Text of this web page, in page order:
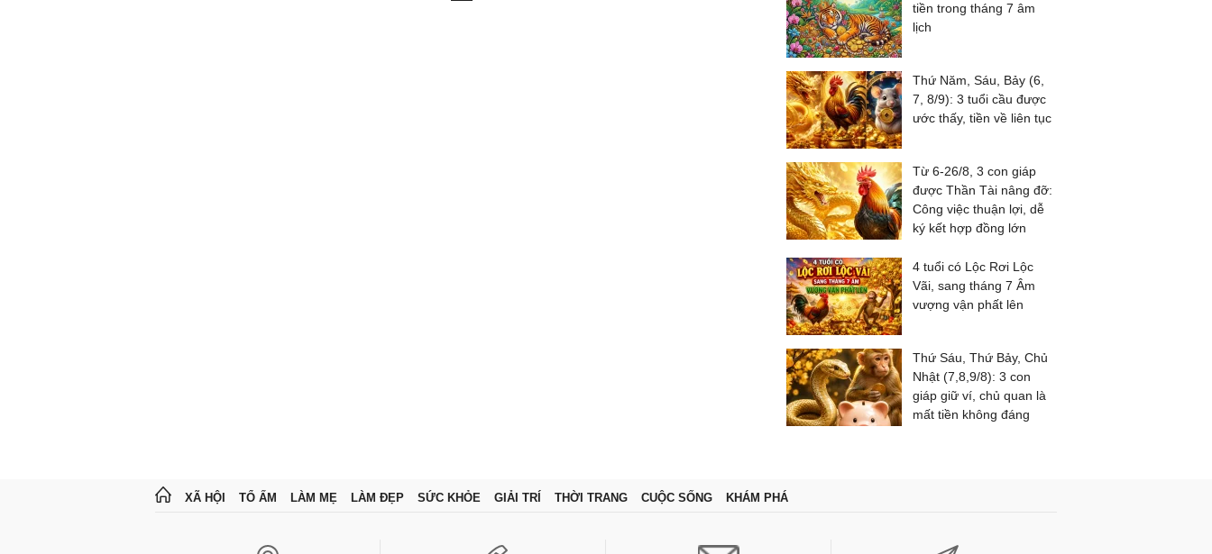
tiền trong tháng 7 âm
lịch
Thứ Năm, Sáu, Bảy (6,
7, 8/9): 3 tuổi cầu được
ước thấy, tiền về liên tục
Từ 6-26/8, 3 con giáp
được Thần Tài nâng đỡ:
Công việc thuận lợi, dễ
ký kết hợp đồng lớn
4 tuổi có Lộc Rơi Lộc
Vãi, sang tháng 7 Âm
vượng vận phất lên
Thứ Sáu, Thứ Bảy, Chủ
Nhật (7,8,9/8): 3 con
giáp giữ ví, chủ quan là
mất tiền không đáng
XÃ HỘI TỔ ẤM LÀM MẸ LÀM ĐẸP SỨC KHỎE GIẢI TRÍ THỜI TRANG CUỘC SỐNG KHÁM PHÁ